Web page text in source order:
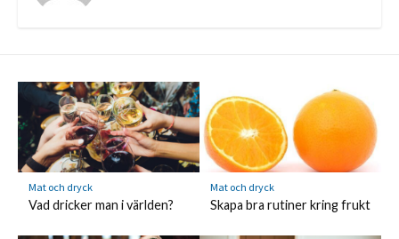
Mat och dryck
Vad dricker man i världen?
Mat och dryck
Skapa bra rutiner kring frukt